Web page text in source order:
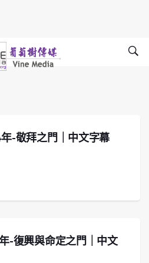
-敬拜之門｜中文字幕
-復興與命定之門｜中文